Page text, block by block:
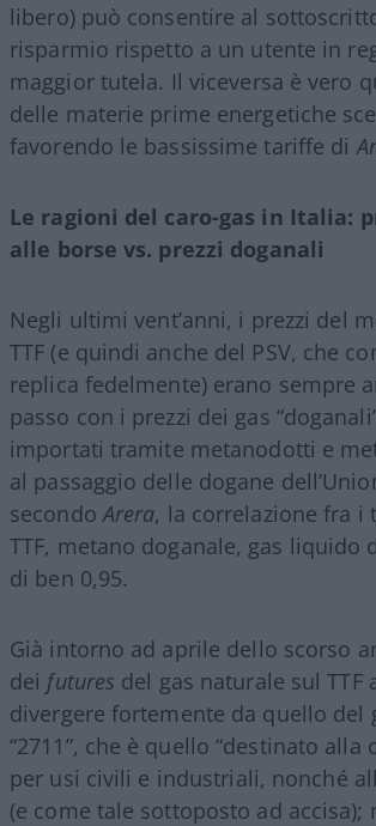
libero) può consentire al
risparmio rispetto a un utente in
maggior tutela. Il viceversa è vero
delle materie prime energetiche
favorendo le bassissime tariffe di
Le ragioni del caro-gas in Italia:
alle borse vs. prezzi doganali
Negli ultimi vent’anni, i prezzi del
TTF (e quindi anche del PSV, che
replica fedelmente) erano sempre
passo con i prezzi dei gas
importati tramite metanodotti e
al passaggio delle dogane
secondo Arera, la correlazione fra i
TTF, metano doganale, gas liquido
di ben 0,95.
Già intorno ad aprile dello scorso
dei futures del gas naturale sul TTF
divergere fortemente da quello del
“2711”, che è quello “destinato alla
per usi civili e industriali, nonché
(e come tale sottoposto ad accisa);